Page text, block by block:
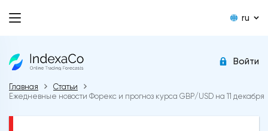
ru
Войти
Главная
Статьи
Ежедневные новости Форекс и прогноз курса GBP/USD на 11 декабря